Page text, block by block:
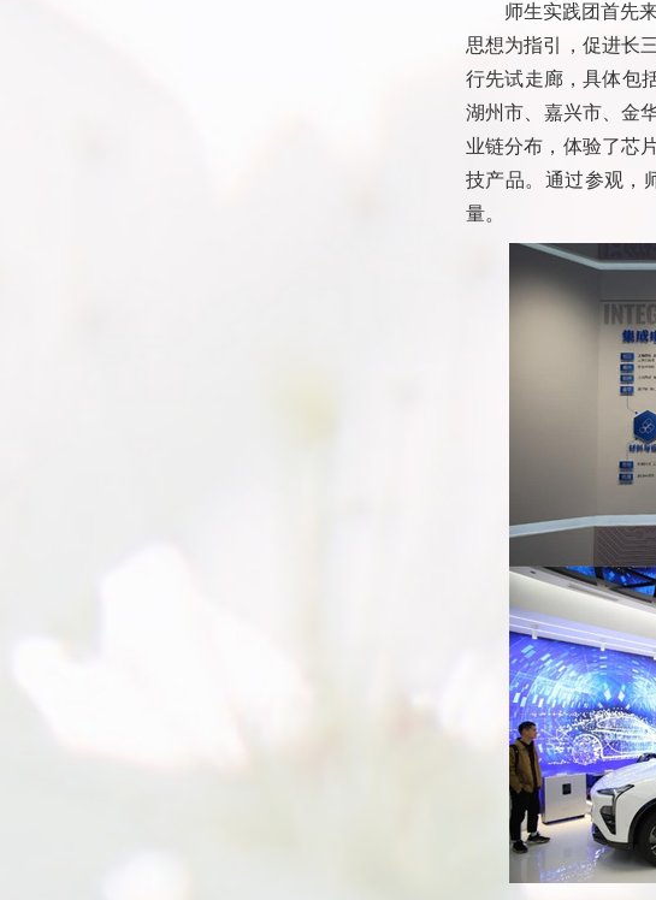
师生实践团首先
思想为指引，促进长
行先试走廊，具体包
湖州市、嘉兴市、金
业链分布，体验了芯
技产品。通过参观，
量。